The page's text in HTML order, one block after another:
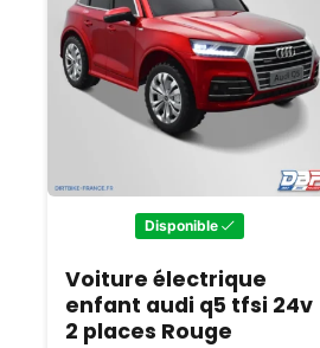
Disponible
Voiture électrique
enfant audi q5 tfsi 24v
2 places Rouge